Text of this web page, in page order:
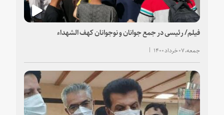
فیلم/ رئیسی در جمع جوانان و نوجوانان کهف الشهداء
جمعه، ۰۷ خرداد ۱۴۰۰